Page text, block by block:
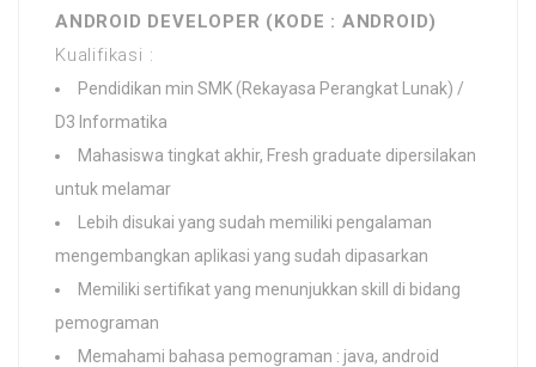
ANDROID DEVELOPER (KODE : ANDROID)
Kualifikasi :
Pendidikan min SMK (Rekayasa Perangkat Lunak) /
D3 Informatika
Mahasiswa tingkat akhir, Fresh graduate dipersilakan
untuk melamar
Lebih disukai yang sudah memiliki pengalaman
mengembangkan aplikasi yang sudah dipasarkan
Memiliki sertifikat yang menunjukkan skill di bidang
pemograman
Memahami bahasa pemograman : java, android